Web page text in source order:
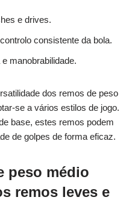
e drives.
consistente da bola.
manobrabilidade.
dos remos de peso
se a vários estilos de jogo.
base, estes remos podem
de golpes de forma eficaz.
peso médio
remos leves e